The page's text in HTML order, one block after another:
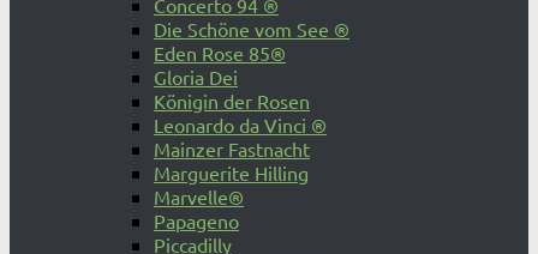
Concerto 94 ®
Die Schöne vom See ®
Eden Rose 85®
Gloria Dei
Königin der Rosen
Leonardo da Vinci ®
Mainzer Fastnacht
Marguerite Hilling
Marvelle®
Papageno
Piccadilly